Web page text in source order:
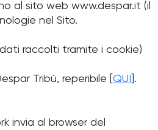
al sito web www.despar.it (il
nel Sito.
raccolti tramite i cookie)
Tribù, reperibile [ QUI ].
invia al browser del